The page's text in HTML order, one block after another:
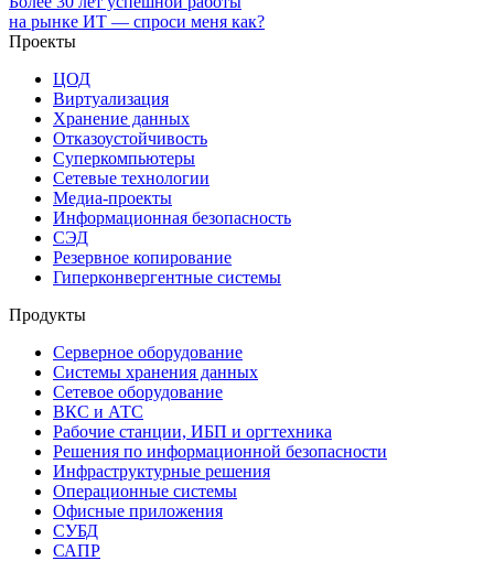
на рынке ИТ — спроси меня как?
Проекты
ЦОД
Виртуализация
Хранение данных
Отказоустойчивость
Суперкомпьютеры
Сетевые технологии
Медиа-проекты
Информационная безопасность
СЭД
Резервное копирование
Гиперконвергентные системы
Продукты
Серверное оборудование
Системы хранения данных
Сетевое оборудование
ВКС и АТС
Рабочие станции, ИБП и оргтехника
Решения по информационной безопасности
Инфраструктурные решения
Операционные системы
Офисные приложения
СУБД
САПР